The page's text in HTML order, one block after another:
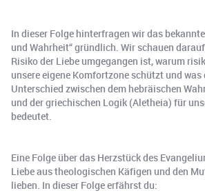
In dieser Folge hinterfragen wir das
und Wahrheit“ gründlich. Wir schauen
Risiko der Liebe umgegangen ist, warum
unsere eigene Komfortzone schützt und
Unterschied zwischen dem hebräischen
und der griechischen Logik (Aletheia) für
bedeutet.
Eine Folge über das Herzstück des
Liebe aus theologischen Käfigen und den
lieben. In dieser Folge erfährst du: